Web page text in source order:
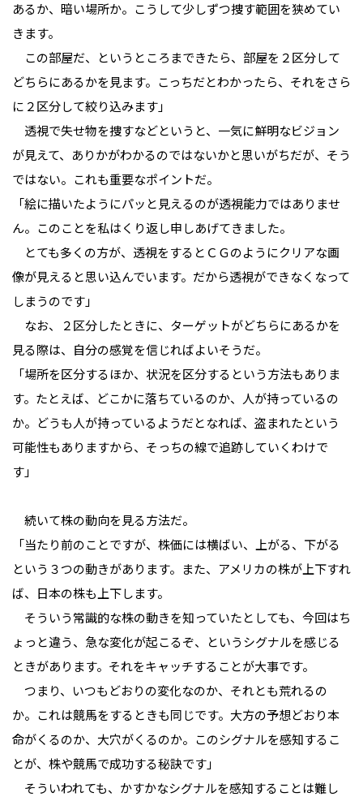
あるか、暗い場所か。こうして少しずつ捜す範囲を狭めてい
きます。
この部屋だ、というところまできたら、部屋を２区分して
どちらにあるかを見ます。こっちだとわかったら、それをさら
に２区分して絞り込みます」
透視で失せ物を捜すなどというと、一気に鮮明なビジョン
が見えて、ありかがわかるのではないかと思いがちだが、そう
ではない。これも重要なポイントだ。
「絵に描いたようにパッと見えるのが透視能力ではありませ
ん。このことを私はくり返し申しあげてきました。
とても多くの方が、透視をするとＣＧのようにクリアな画
像が見えると思い込んでいます。だから透視ができなくなって
しまうのです」
なお、２区分したときに、ターゲットがどちらにあるかを
見る際は、自分の感覚を信じればよいそうだ。
「場所を区分するほか、状況を区分するという方法もありま
す。たとえば、どこかに落ちているのか、人が持っているの
か。どうも人が持っているようだとなれば、盗まれたという
可能性もありますから、そっちの線で追跡していくわけで
す」
続いて株の動向を見る方法だ。
「当たり前のことですが、株価には横ばい、上がる、下がる
という３つの動きがあります。また、アメリカの株が上下すれ
ば、日本の株も上下します。
そういう常識的な株の動きを知っていたとしても、今回はち
ょっと違う、急な変化が起こるぞ、というシグナルを感じる
ときがあります。それをキャッチすることが大事です。
つまり、いつもどおりの変化なのか、それとも荒れるの
か。これは競馬をするときも同じです。大方の予想どおり本
命がくるのか、大穴がくるのか。このシグナルを感知するこ
とが、株や競馬で成功する秘訣です」
そういわれても、かすかなシグナルを感知することは難し